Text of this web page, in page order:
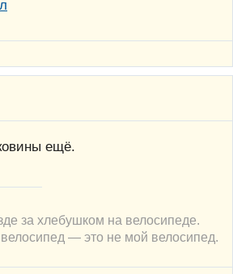
ещё.
за хлебушком на велосипеде.
— это не мой велосипед.